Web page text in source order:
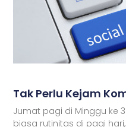
Tak Perlu Kejam
Jumat pagi di Minggu ke
biasa rutinitas di pagi